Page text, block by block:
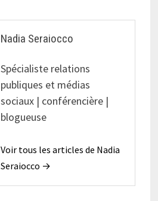
Nadia Seraiocco
Spécialiste relations
publiques et médias
sociaux | conférencière |
blogueuse
Voir tous les articles de Nadia
Seraiocco →